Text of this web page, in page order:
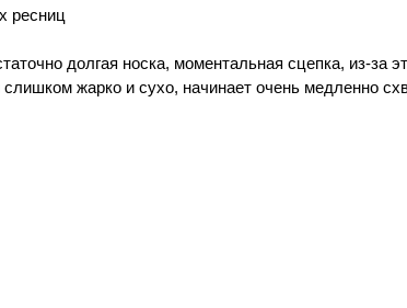
ресниц
долгая носка, моментальная сцепка, из-за
жарко и сухо, начинает очень медленно